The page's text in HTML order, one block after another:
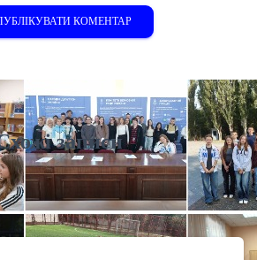
записи